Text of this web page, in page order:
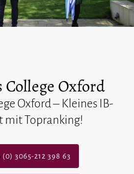
College Oxford
Oxford – Kleines IB-
mit Topranking!
(0) 3065-212 398 63